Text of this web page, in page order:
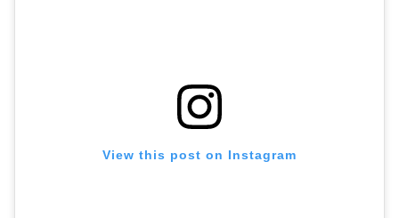
View this post on Instagram